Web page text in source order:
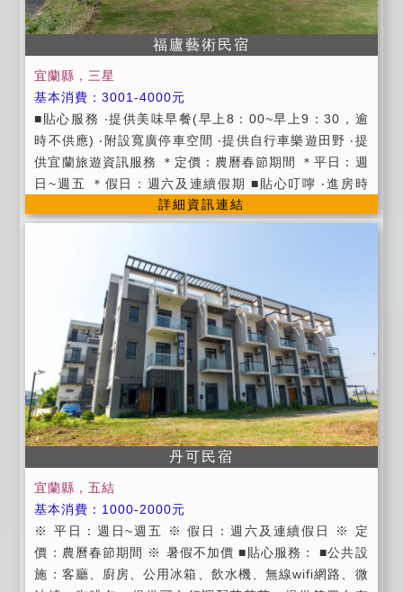
福廬藝術民宿
宜蘭縣，三星
基本消費：3001-4000元
■貼心服務 ‧提供美味早餐(早上8：00~早上9：30，逾
時不供應) ‧附設寬廣停車空間 ‧提供自行車樂遊田野 ‧提
供宜蘭旅遊資訊服務 ＊定價：農曆春節期間 ＊平日：週
日~週五 ＊假日：週六及連續假期 ■貼心叮嚀 ‧進房時
間：下午15:00以後 ‧退房時間：翌日上午11:00以前。
‧全館禁煙 ‧請勿攜帶寵物 ‧晚上11點過後請勿喧嘩，不
詳細資訊連結
丹可民宿
宜蘭縣，五結
基本消費：1000-2000元
※ 平日：週日~週五 ※ 假日：週六及連續假日 ※ 定
價：農曆春節期間 ※ 暑假不加價 ■貼心服務： ■公共設
施：客廳、廚房、公用冰箱、飲水機、無線wifi網路、微